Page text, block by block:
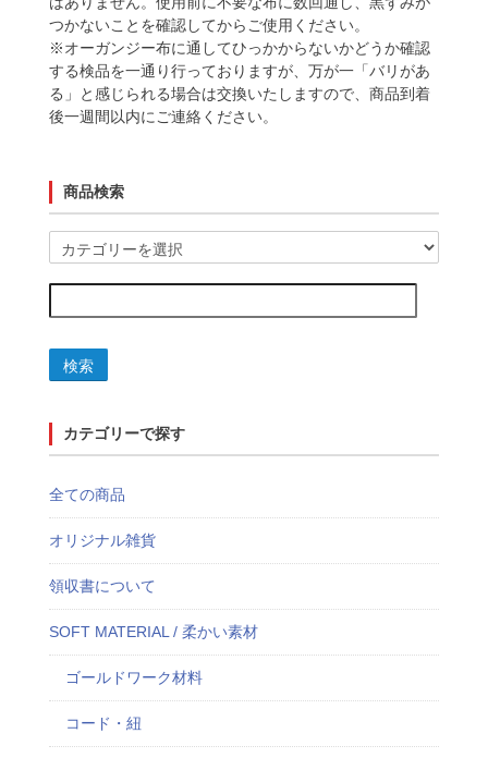
つかないことを確認してからご使用ください。
※オーガンジー布に通してひっかからないかどうか確認
する検品を一通り行っておりますが、万が一「バリがあ
る」と感じられる場合は交換いたしますので、商品到着
後一週間以内にご連絡ください。
商品検索
検索
カテゴリーで探す
全ての商品
オリジナル雑貨
領収書について
SOFT MATERIAL / 柔かい素材
ゴールドワーク材料
コード・紐